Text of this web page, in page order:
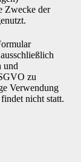
Zwecke der
und
zu
Verwendung
nicht statt.